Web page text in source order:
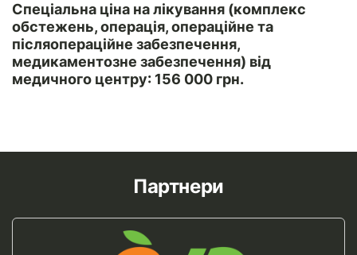
Спеціальна ціна на лікування (комплекс
обстежень, операція, операційне та
післяопераційне забезпечення,
медикаментозне забезпечення) від
медичного центру: 156 000 грн.
Партнери